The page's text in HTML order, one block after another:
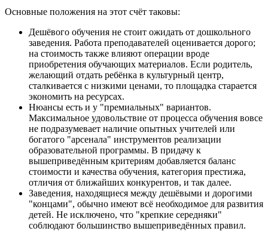
Основные положения на этот счёт таковы:
Дешёвого обучения не стоит ожидать от дошкольного
заведения. Работа преподавателей оценивается дорого;
на стоимость также влияют операции вроде
приобретения обучающих материалов. Если родитель,
желающий отдать ребёнка в культурный центр,
сталкивается с низкими ценами, то площадка старается
экономить на ресурсах.
Нюансы есть и у "премиальных" вариантов.
Максимальное удовольствие от процесса обучения вовсе
не подразумевает наличие опытных учителей или
богатого "арсенала" инструментов реализации
образовательной программы. В придачу к
вышеприведённым критериям добавляется баланс
стоимости и качества обучения, категория престижа,
отличия от ближайших конкурентов, и так далее.
Заведения, находящиеся между дешёвыми и дорогими
"концами", обычно имеют всё необходимое для развития
детей. Не исключено, что "крепкие середняки"
соблюдают большинство вышеприведённых правил.